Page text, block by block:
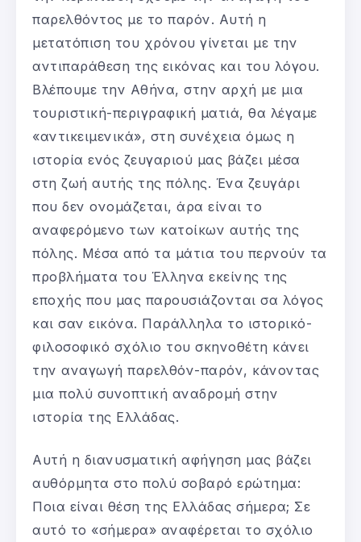
παρελθόντος με το παρόν. Αυτή η
μετατόπιση του χρόνου γίνεται με την
αντιπαράθεση της εικόνας και του λόγου.
Βλέπουμε την Αθήνα, στην αρχή με μια
τουριστική-περιγραφική ματιά, θα λέγαμε
«αντικειμενικά», στη συνέχεια όμως η
ιστορία ενός ζευγαριού μας βάζει μέσα
στη ζωή αυτής της πόλης. Ένα ζευγάρι
που δεν ονομάζεται, άρα είναι το
αναφερόμενο των κατοίκων αυτής της
πόλης. Μέσα από τα μάτια του περνούν τα
προβλήματα του Έλληνα εκείνης της
εποχής που μας παρουσιάζονται σα λόγος
και σαν εικόνα. Παράλληλα το ιστορικό-
φιλοσοφικό σχόλιο του σκηνοθέτη κάνει
την αναγωγή παρελθόν-παρόν, κάνοντας
μια πολύ συνοπτική αναδρομή στην
ιστορία της Ελλάδας.
Αυτή η διανυσματική αφήγηση μας βάζει
αυθόρμητα στο πολύ σοβαρό ερώτημα:
Ποια είναι θέση της Ελλάδας σήμερα; Σε
αυτό το «σήμερα» αναφέρεται το σχόλιο